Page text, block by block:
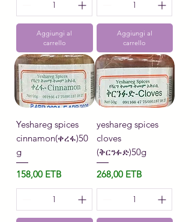
Aggiungi al
carrello
Aggiungi al
carrello
Yeshareg spices
cinnamon(ቀረፋ)50
g
Prezzo
158,00 ETB
yeshareg spices
cloves
(ቅርንፉድ)50g
Prezzo
268,00 ETB